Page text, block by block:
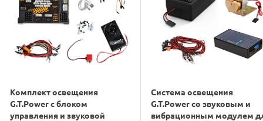
Комплект освещения
G.T.Power с блоком
управления и звуковой
Система освещения
G.T.Power со звуковым и
вибрационным модулем